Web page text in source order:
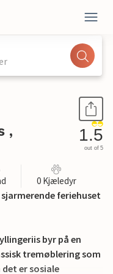
,
1.5
out of 5
0 Kjæledyr
feriehuset
byr på en
tremøblering som
er sosiale